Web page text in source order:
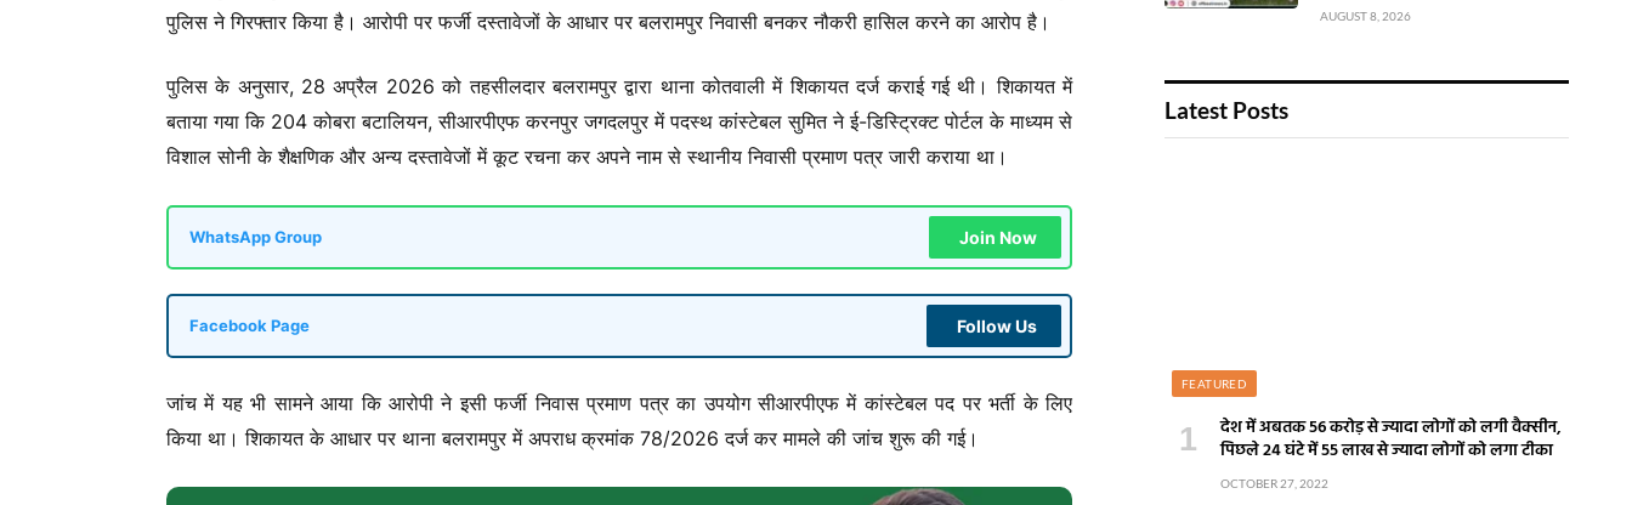
पुलिस ने गिरफ्तार किया है। आरोपी पर फर्जी दस्तावेजों के आधार पर बलरामपुर निवासी बनकर नौकरी हासिल करने का आरोप है।
पुलिस के अनुसार, 28 अप्रैल 2026 को तहसीलदार बलरामपुर द्वारा थाना कोतवाली में शिकायत दर्ज कराई गई थी। शिकायत में
बताया गया कि 204 कोबरा बटालियन, सीआरपीएफ करनपुर जगदलपुर में पदस्थ कांस्टेबल सुमित ने ई-डिस्ट्रिक्ट पोर्टल के माध्यम से
विशाल सोनी के शैक्षणिक और अन्य दस्तावेजों में कूट रचना कर अपने नाम से स्थानीय निवासी प्रमाण पत्र जारी कराया था।
WhatsApp Group Join Now
Facebook Page Follow Us
जांच में यह भी सामने आया कि आरोपी ने इसी फर्जी निवास प्रमाण पत्र का उपयोग सीआरपीएफ में कांस्टेबल पद पर भर्ती के लिए
किया था। शिकायत के आधार पर थाना बलरामपुर में अपराध क्रमांक 78/2026 दर्ज कर मामले की जांच शुरू की गई।
AUGUST 8, 2026
Latest Posts
FEATURED
देश में अबतक 56 करोड़ से ज्यादा लोगों को लगी वैक्सीन,
पिछले 24 घंटे में 55 लाख से ज्यादा लोगों को लगा टीका
OCTOBER 27, 2022